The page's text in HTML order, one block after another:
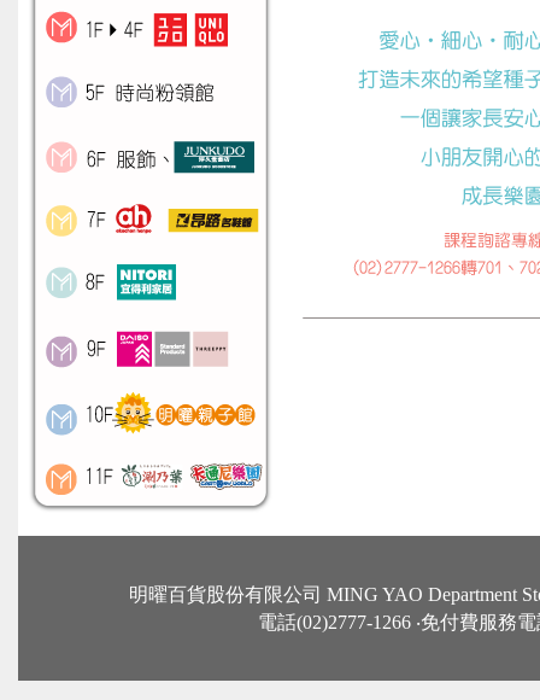
明曜百貨股份有限公司 MING YAO Department
電話(02)2777-1266 ‧免付費服務